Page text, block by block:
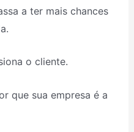
a ter mais chances
o cliente.
que sua empresa é a